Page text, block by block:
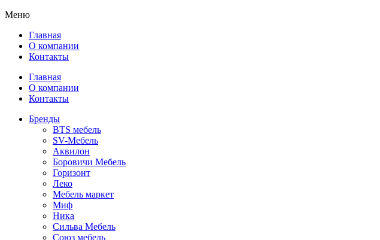
Меню
Главная
О компании
Контакты
Главная
О компании
Контакты
Бренды
BTS мебель
SV-Мебель
Аквилон
Боровичи Мебель
Горизонт
Леко
Мебель маркет
Миф
Ника
Сильва Мебель
Союз мебель